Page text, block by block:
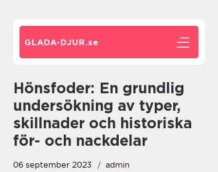
GLADA-DJUR.se
Hönsfoder: En grundlig
undersökning av typer,
skillnader och historiska
för- och nackdelar
06 september 2023
admin